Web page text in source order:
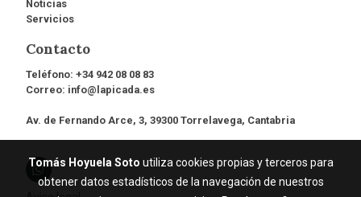
Noticias
Servicios
Contacto
Teléfono: +34 942 08 08 83
Correo: info@lapicada.es
Av. de Fernando Arce, 3, 39300 Torrelavega, Cantabria
Tomás Hoyuela Soto utiliza cookies propias y terceros para
obtener datos estadísticos de la navegación de nuestros